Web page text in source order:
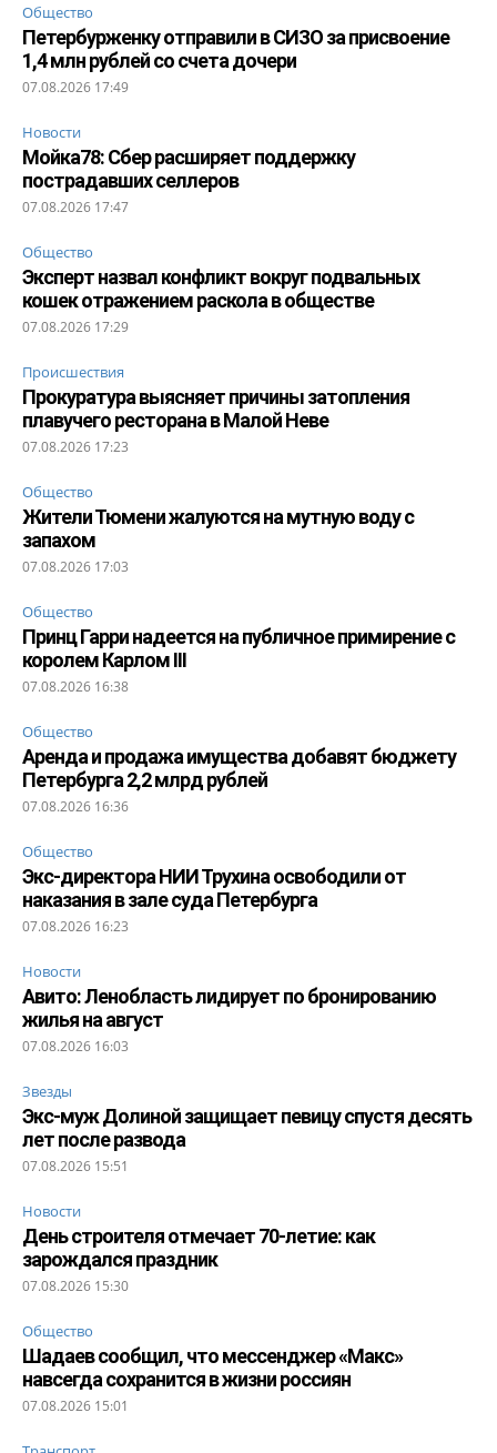
Общество
Петербурженку отправили в СИЗО за присвоение
1,4 млн рублей со счета дочери
07.08.2026 17:49
Новости
Мойка78: Сбер расширяет поддержку
пострадавших селлеров
07.08.2026 17:47
Общество
Эксперт назвал конфликт вокруг подвальных
кошек отражением раскола в обществе
07.08.2026 17:29
Происшествия
Прокуратура выясняет причины затопления
плавучего ресторана в Малой Неве
07.08.2026 17:23
Общество
Жители Тюмени жалуются на мутную воду с
запахом
07.08.2026 17:03
Общество
Принц Гарри надеется на публичное примирение с
королем Карлом III
07.08.2026 16:38
Общество
Аренда и продажа имущества добавят бюджету
Петербурга 2,2 млрд рублей
07.08.2026 16:36
Общество
Экс-директора НИИ Трухина освободили от
наказания в зале суда Петербурга
07.08.2026 16:23
Новости
Авито: Ленобласть лидирует по бронированию
жилья на август
07.08.2026 16:03
Звезды
Экс-муж Долиной защищает певицу спустя десять
лет после развода
07.08.2026 15:51
Новости
День строителя отмечает 70-летие: как
зарождался праздник
07.08.2026 15:30
Общество
Шадаев сообщил, что мессенджер «Макс»
навсегда сохранится в жизни россиян
07.08.2026 15:01